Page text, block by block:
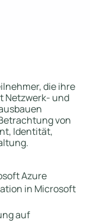
die ihre
Netzwerk- und
von
Identität,
Azure
in Microsoft
auf